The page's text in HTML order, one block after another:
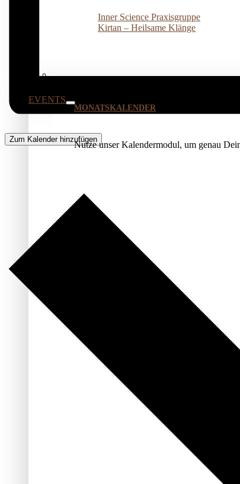
Inner Science Praxisgruppe
Kirtan – Heilsame Klänge
EVENTS
MONATSKALENDER
Nutze unser Kalendermodul, um genau
Zum Kalender hinzufügen